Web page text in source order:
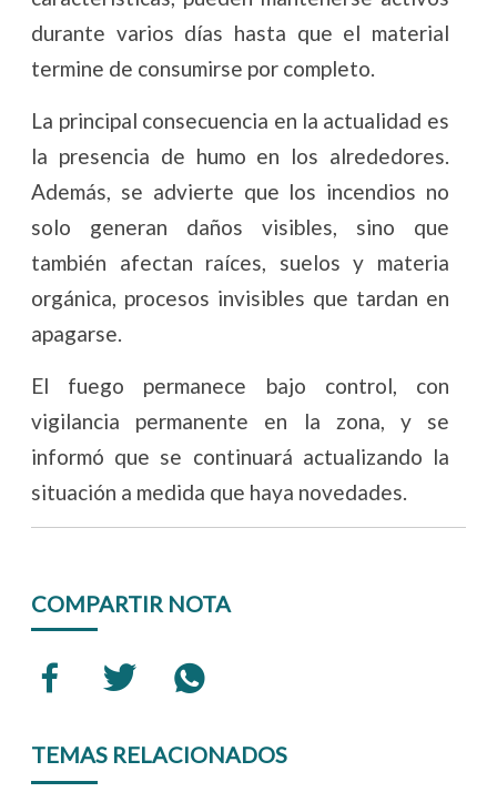
durante varios días hasta que el material
termine de consumirse por completo.
La principal consecuencia en la actualidad es
la presencia de humo en los alrededores.
Además, se advierte que los incendios no
solo generan daños visibles, sino que
también afectan raíces, suelos y materia
orgánica, procesos invisibles que tardan en
apagarse.
El fuego permanece bajo control, con
vigilancia permanente en la zona, y se
informó que se continuará actualizando la
situación a medida que haya novedades.
COMPARTIR NOTA
TEMAS RELACIONADOS